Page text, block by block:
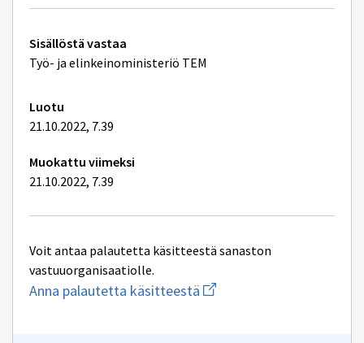
Tekniset
lisätiedot
Sisällöstä vastaa
Työ- ja elinkeinoministeriö TEM
Luotu
21.10.2022, 7.39
Muokattu viimeksi
21.10.2022, 7.39
Voit antaa palautetta käsitteestä sanaston
vastuuorganisaatiolle.
Anna palautetta käsitteestä Aloita
uuden